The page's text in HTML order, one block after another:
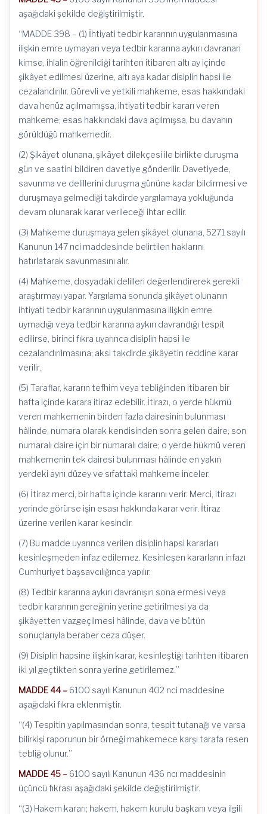
aşağıdaki şekilde değiştirilmiştir.
“MADDE 398 – (1) İhtiyati tedbir kararının uygulanmasına
ilişkin emre uymayan veya tedbir kararına aykırı davranan
kimse, ihlalin öğrenildiği tarihten itibaren altı ay içinde
şikâyet edilmesi üzerine, altı aya kadar disiplin hapsi ile
cezalandırılır. Görevli ve yetkili mahkeme, esas hakkındaki
dava henüz açılmamışsa, ihtiyati tedbir kararı veren
mahkeme; esas hakkındaki dava açılmışsa, bu davanın
görüldüğü mahkemedir.
(2) Şikâyet olunana, şikâyet dilekçesi ile birlikte duruşma
gün ve saatini bildiren davetiye gönderilir. Davetiyede,
savunma ve delillerini duruşma gününe kadar bildirmesi ve
duruşmaya gelmediği takdirde yargılamaya yokluğunda
devam olunarak karar verileceği ihtar edilir.
(3) Mahkeme duruşmaya gelen şikâyet olunana, 5271 sayılı
Kanunun 147 nci maddesinde belirtilen haklarını
hatırlatarak savunmasını alır.
(4) Mahkeme, dosyadaki delilleri değerlendirerek gerekli
araştırmayı yapar. Yargılama sonunda şikâyet olunanın
ihtiyati tedbir kararının uygulanmasına ilişkin emre
uymadığı veya tedbir kararına aykırı davrandığı tespit
edilirse, birinci fıkra uyarınca disiplin hapsi ile
cezalandırılmasına; aksi takdirde şikâyetin reddine karar
verilir.
(5) Taraflar, kararın tefhim veya tebliğinden itibaren bir
hafta içinde karara itiraz edebilir. İtirazı, o yerde hükmü
veren mahkemenin birden fazla dairesinin bulunması
hâlinde, numara olarak kendisinden sonra gelen daire; son
numaralı daire için bir numaralı daire; o yerde hükmü veren
mahkemenin tek dairesi bulunması hâlinde en yakın
yerdeki aynı düzey ve sıfattaki mahkeme inceler.
(6) İtiraz merci, bir hafta içinde kararını verir. Merci, itirazı
yerinde görürse işin esası hakkında karar verir. İtiraz
üzerine verilen karar kesindir.
(7) Bu madde uyarınca verilen disiplin hapsi kararları
kesinleşmeden infaz edilemez. Kesinleşen kararların infazı
Cumhuriyet başsavcılığınca yapılır.
(8) Tedbir kararına aykırı davranışın sona ermesi veya
tedbir kararının gereğinin yerine getirilmesi ya da
şikâyetten vazgeçilmesi hâlinde, dava ve bütün
sonuçlarıyla beraber ceza düşer.
(9) Disiplin hapsine ilişkin karar, kesinleştiği tarihten itibaren
iki yıl geçtikten sonra yerine getirilemez.”
MADDE 44 – 6100 sayılı Kanunun 402 nci maddesine
aşağıdaki fıkra eklenmiştir.
“(4) Tespitin yapılmasından sonra, tespit tutanağı ve varsa
bilirkişi raporunun bir örneği mahkemece karşı tarafa resen
tebliğ olunur.”
MADDE 45 – 6100 sayılı Kanunun 436 ncı maddesinin
üçüncü fıkrası aşağıdaki şekilde değiştirilmiştir.
“(3) Hakem kararı; hakem, hakem kurulu başkanı veya ilgili